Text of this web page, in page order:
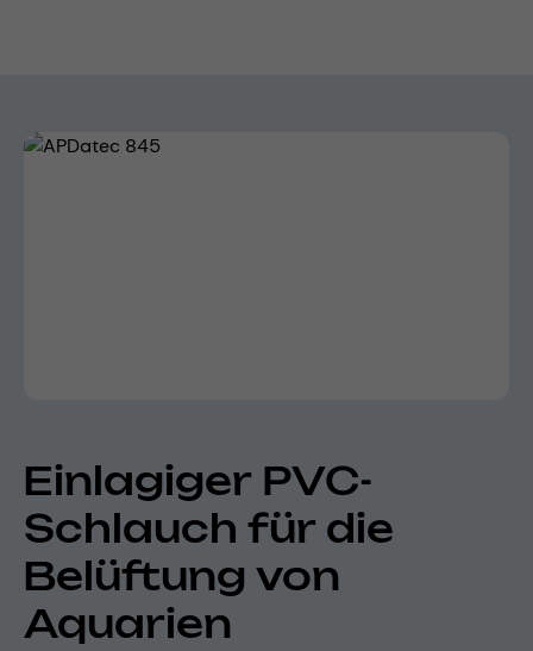
Bildergalerie überspringen
Einlagiger PVC-
Schlauch für die
Belüftung von
Aquarien